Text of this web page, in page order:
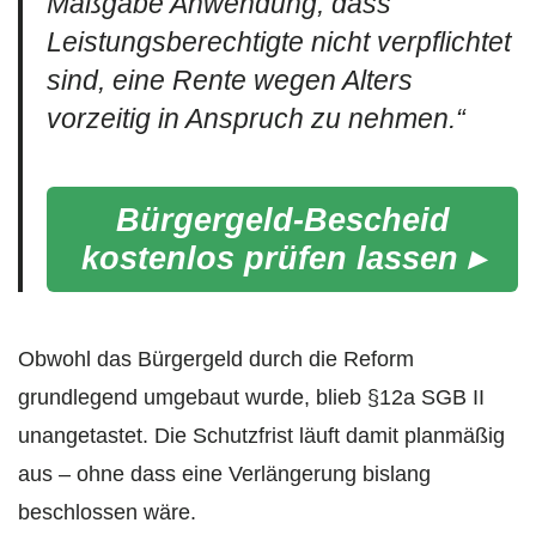
Leistungsberechtigte nicht verpflichtet
sind, eine Rente wegen Alters
vorzeitig in Anspruch zu nehmen.“
Bürgergeld-Bescheid
kostenlos prüfen lassen ▸
Obwohl das Bürgergeld durch die Reform
grundlegend umgebaut wurde, blieb §12a SGB II
unangetastet. Die Schutzfrist läuft damit planmäßig
aus – ohne dass eine Verlängerung bislang
beschlossen wäre.